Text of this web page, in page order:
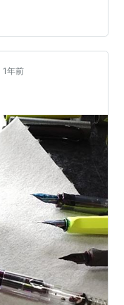
嵌合式で、ペン先
(CM)と同じような
、コンバーターに
てありました。
1年前